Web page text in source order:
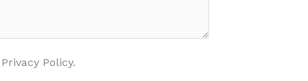
Policy.